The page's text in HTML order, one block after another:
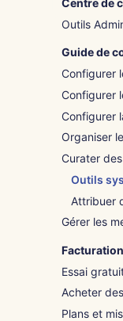
Centre de
Outils
Guide de
Configurer
Configurer
Configurer
Organiser
Ajouter
Curater
Outils
Attribuer
Gérer les
Ajouter
Importer
Inviter
Modifier
Facturation
Essai
Acheter
Plans et